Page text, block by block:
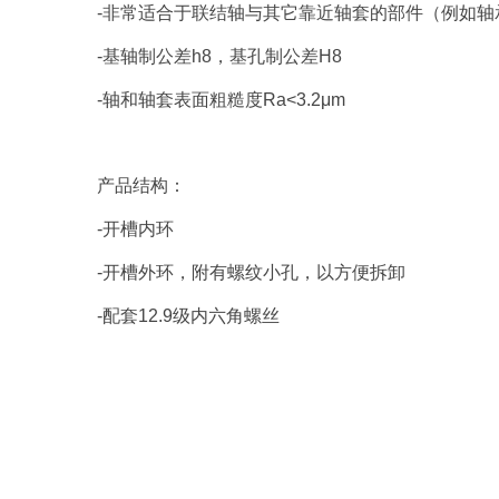
-非常适合于联结轴与其它靠近轴套的部件（例如轴
-基轴制公差h8，基孔制公差H8
-轴和轴套表面粗糙度Ra<3.2μm
产品结构：
-开槽内环
-开槽外环，附有螺纹小孔，以方便拆卸
-配套12.9级内六角螺丝